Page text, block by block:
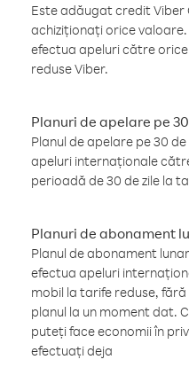
Este adăugat credit Viber
achiziționați orice
efectua apeluri către
reduse Viber.
Planuri de apelare pe
Planul de apelare pe 30
apeluri internaționale
perioadă de 30 de zile la
Planuri de abonament
Planul de abonament
efectua apeluri
mobil la tarife reduse,
planul la un moment dat.
puteți face economii în
efectuați deja